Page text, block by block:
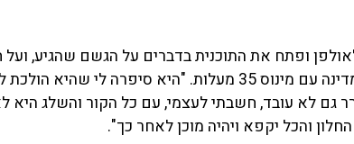
ופתח את התוכנית בדברים על הגשם שהגיע,
מארה"ב שהלינה על מצב הקור במדינה עם מינוס 35 מעלות. "היא
גם לא עובד, חשבתי לעצמי, עם כל הקור והשלג היא
והכל יקפא ויהיה מוכן לאחר כך".